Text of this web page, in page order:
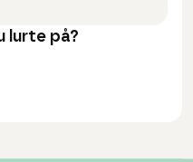
lurte på?